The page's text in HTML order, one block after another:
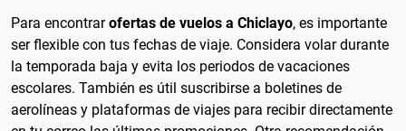
Para encontrarofertas de vuelos a Chiclayo, es importante
ser flexible con tus fechas de viaje. Considera volar durante
la temporada baja y evita los periodos de vacaciones
escolares. También es útil suscribirse a boletines de
aerolíneas y plataformas de viajes para recibir directamente